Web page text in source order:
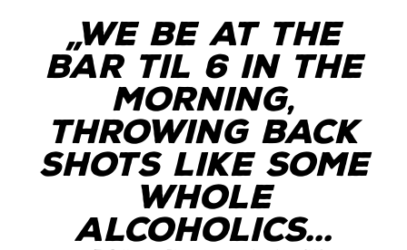
„We be at the
bar til 6 in the
morning,
throwing back
shots like some
whole
alcoholics…